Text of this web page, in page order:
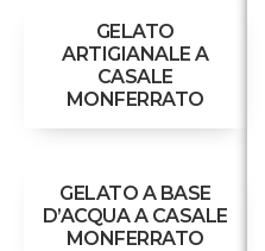
GELATO
ARTIGIANALE A
CASALE
MONFERRATO
GELATO A BASE
D’ACQUA A CASALE
MONFERRATO